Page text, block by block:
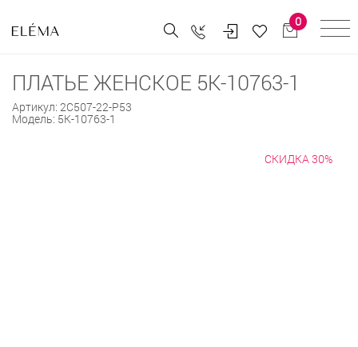
0
ПЛАТЬЕ ЖЕНСКОЕ 5К-10763-1
Артикул: 2С507-22-Р53
Модель: 5К-10763-1
СКИДКА 30%